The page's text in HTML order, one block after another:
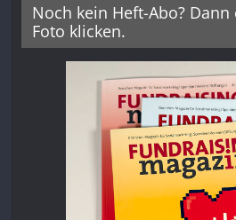
Noch kein Heft-Abo?
Foto klicken.